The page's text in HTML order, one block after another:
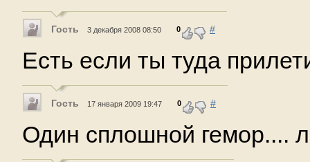
Гость 3 декабря 2008 08:50 0 #
Есть если ты туда
Гость 17 января 2009 19:47 0 #
Один сплошной гемор....